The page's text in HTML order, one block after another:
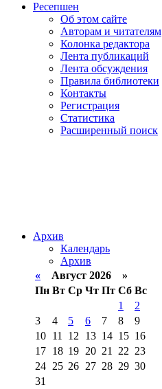
Ресепшен
Об этом сайте
Авторам и читателям
Колонка редактора
Лента публикаций
Лента обсуждения
Правила библиотеки
Контакты
Регистрация
Статистика
Расширенный поиск
Архив
Календарь
Архив
« Август 2026 »
Пн Вт Ср Чт Пт Сб Вс
1
2
3
4 5 6 7 8
9
10 11 12 13 14 15 16
17 18 19 20 21 22 23
24 25 26 27 28 29 30
31